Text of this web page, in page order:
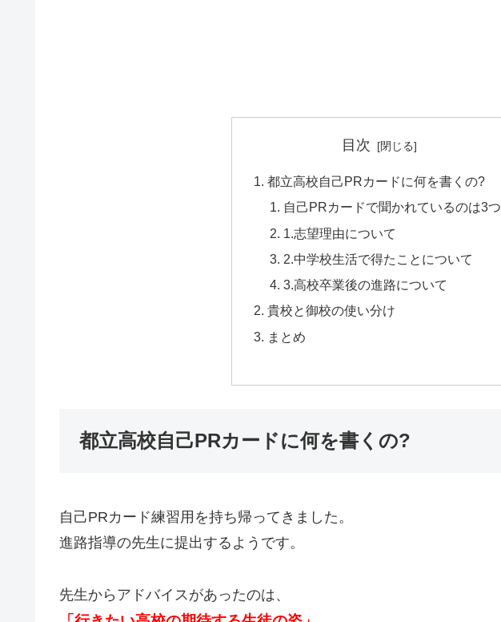
目次
都立高校自己PRカードに何を書くの?
自己PRカードで聞かれているのは3つ
1.志望理由について
2.中学校生活で得たことについて
3.高校卒業後の進路について
貴校と御校の使い分け
まとめ
都立高校自己PRカードに何を書くの?
自己PRカード練習用を持ち帰ってきました。
進路指導の先生に提出するようです。
先生からアドバイスがあったのは、